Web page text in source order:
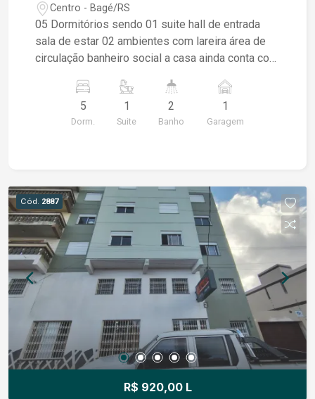
Centro - Bagé/RS
05 Dormitórios sendo 01 suite hall de entrada
sala de estar 02 ambientes com lareira área de
circulação banheiro social a casa ainda conta com
ficam também na venda. área de serviço cozinha
garagem poço de luz e pátio pequeno peças
amplos podendo atender tanto residencial ou
5
Dorm.
1
Suite
2
Banho
1
Garagem
Cód. 2887
R$ 920,00 L